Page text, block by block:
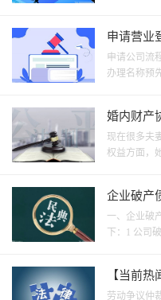
申请营业
流程是什
申请公司流
办理名称预
婚内财产
财产协议
野
现在很多夫
权益方面，
企业破产
包括哪些
一、企业破
下：1 公司
【当前
劳动争议
劳动争议仲